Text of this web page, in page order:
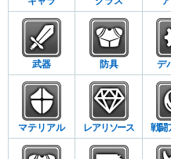
武器 防具 デ
マテリアル レアリソース 戦闘